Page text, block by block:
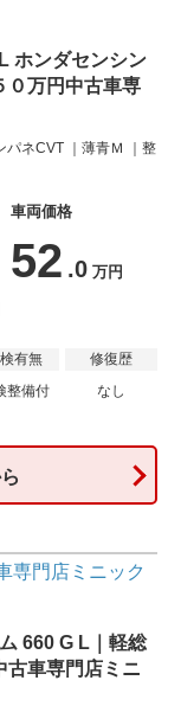
ホンダセンシン
０万円中古車専
パネCVT 薄青Ｍ
整
車両価格
52 .0 万円
有無
整備付
修復歴
なし
専門店ミニック
660 G L｜軽総
古車専門店ミニ